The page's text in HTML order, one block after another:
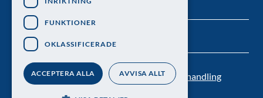
Kontakt Nyhetsbrev
Personuppgiftsbehandling
FUNKTIONER
OKLASSIFICERADE
ACCEPTERA ALLA AVVISA ALLT